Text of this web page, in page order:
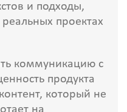
и подходы,
проектах
коммуникацию с
продукта
который не
на